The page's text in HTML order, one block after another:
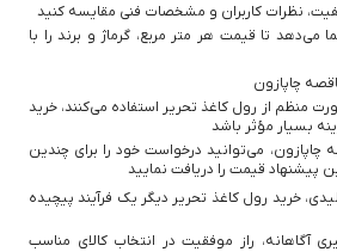
نظرات کاربران و مشخصات فنی مقایسه کنید
می‌دهد تا قیمت هر متر مربع، گرماژ و برند را با
منظم از رول کاغذ تحریر استفاده می‌کنند، خرید
بسیار مؤثر باشد
چاپازون، می‌توانید درخواست خود را برای چندین
پیشنهاد قیمت را دریافت نمایید
خرید رول کاغذ تحریر دیگر یک فرآیند پیچیده
آگاهانه، راز موفقیت در انتخاب کالای مناسب